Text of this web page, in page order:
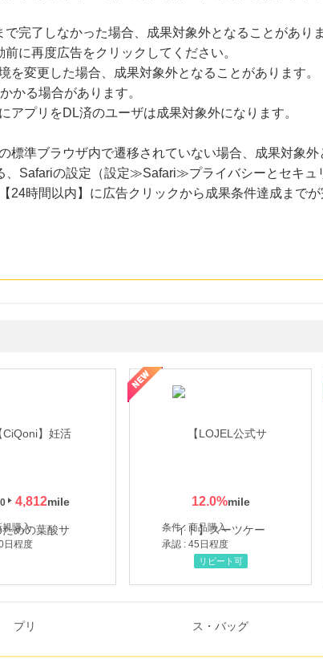
完了しなかった場合、成果対象外となることがありま
に再度広告をクリックしてください。
変更した場合、成果対象外となることがあります。
かる場合があります。
プリをDL済のユーザは成果対象外になります。
準ブラウザ内で遷移されていない場合、成果対象外
Safariの設定（設定≫Safari≫プライバシーとセキュ
24時間以内】に広告クリックから成果条件達成まで
4,812
規購入
日程度
12.0%
条件 : 商品購入
承認 : 45日程度
リピート可
買取を実現！ブランド品・貴金属の無料査定